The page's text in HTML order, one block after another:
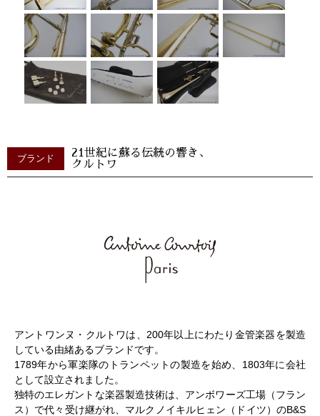
ブランド
21世紀に蘇る伝統の響き、
クルトワ
アントワンヌ・クルトワは、200年以上にわたり金管楽器を製造
している由緒あるブランドです。
1789年から軍楽隊のトランペットの製造を始め、1803年に会社
として設立されました。
独特のエレガントな楽器製造技術は、アンボワーズ工場（フラン
ス）で代々受け継がれ、マルクノイキルヒェン（ドイツ）のB&S